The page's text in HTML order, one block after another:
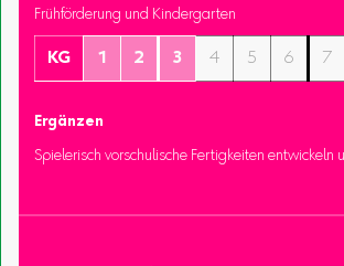
Frühförderung und Kindergarten
KG 1 2 3 4 5 6 7
Ergänzen
Spielerisch vorschulische Fertigkeiten entwickeln